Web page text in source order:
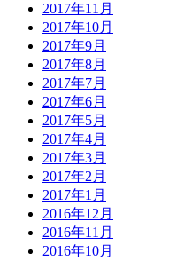
2017年11月
2017年10月
2017年9月
2017年8月
2017年7月
2017年6月
2017年5月
2017年4月
2017年3月
2017年2月
2017年1月
2016年12月
2016年11月
2016年10月